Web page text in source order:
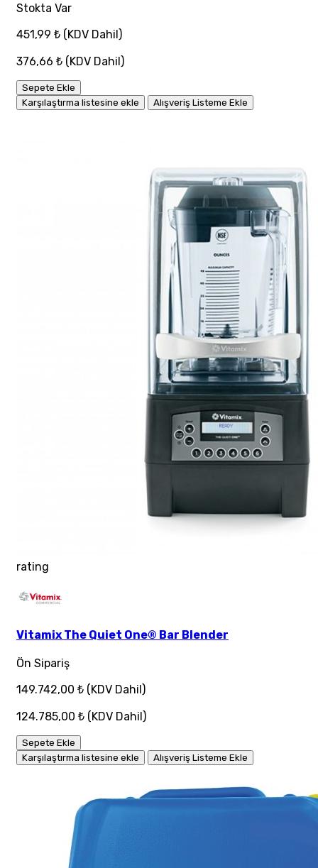
Stokta Var
451,99 ₺ (KDV Dahil)
376,66 ₺ (KDV Dahil)
Sepete Ekle
Karşılaştırma listesine ekle
Alışveriş Listeme Ekle
rating
Vitamix The Quiet One® Bar Blender
Ön Sipariş
149.742,00 ₺ (KDV Dahil)
124.785,00 ₺ (KDV Dahil)
Sepete Ekle
Karşılaştırma listesine ekle
Alışveriş Listeme Ekle